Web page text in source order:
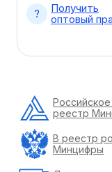
Получить
оптовый
реестр
В реестр
Минцифры